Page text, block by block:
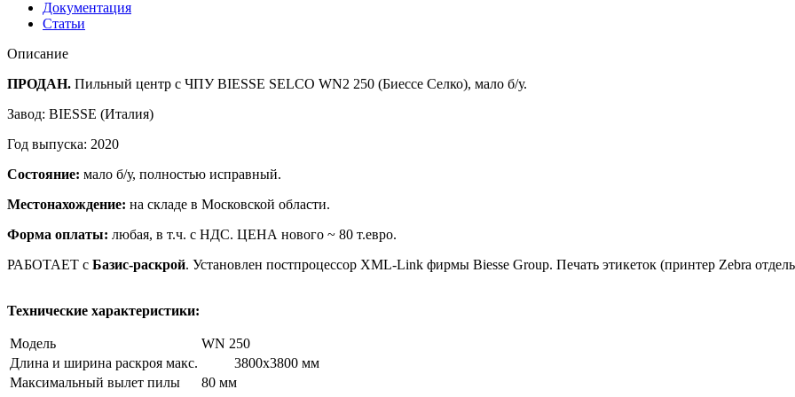
Документация
Статьи
Описание
ПРОДАН. Пильный центр с ЧПУ BIESSE SELCO WN2 250 (Биессе Селко), мало б/у.
Завод: BIESSE (Италия)
Год выпуска: 2020
Состояние: мало б/у, полностью исправный.
Местонахождение: на складе в Московской области.
Форма оплаты: любая, в т.ч. с НДС. ЦЕНА нового ~ 80 т.евро.
РАБОТАЕТ с Базис-раскрой. Установлен постпроцессор XML-Link фирмы Biesse Group. Печать этикеток (принтер Zebra
Технические характеристики:
Модель
WN 250
Длина и ширина раскроя макс.
3800х3800 мм
Максимальный вылет пилы
80 мм